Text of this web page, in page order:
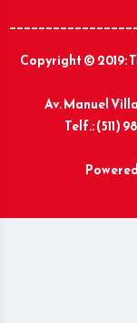
Copyright © 2019:
Av. Manuel
Telf.: (511)